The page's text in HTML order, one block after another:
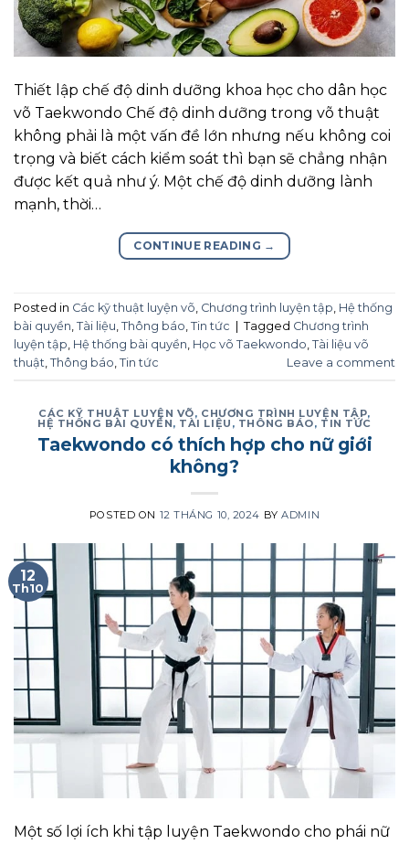
Thiết lập chế độ dinh dưỡng khoa học cho dân học
võ Taekwondo Chế độ dinh dưỡng trong võ thuật
không phải là một vấn đề lớn nhưng nếu không coi
trọng và biết cách kiểm soát thì bạn sẽ chẳng nhận
được kết quả như ý. Một chế độ dinh dưỡng lành
mạnh, thời…
CONTINUE READING →
Posted in Các kỹ thuật luyện võ, Chương trình luyện tập, Hệ thống
bài quyền, Tài liệu, Thông báo, Tin tức Tagged Chương trình
luyện tập, Hệ thống bài quyền, Học võ Taekwondo, Tài liệu võ
thuật, Thông báo, Tin tức Leave a comment
CÁC KỸ THUẬT LUYỆN VÕ, CHƯƠNG TRÌNH LUYỆN TẬP,
HỆ THỐNG BÀI QUYỀN, TÀI LIỆU , THÔNG BÁO, TIN TỨC
Taekwondo có thích hợp cho nữ giới
không?
POSTED ON 12 THÁNG 10, 2024 BYADMIN
12
Th10
Một số lợi ích khi tập luyện Taekwondo cho phái nữ